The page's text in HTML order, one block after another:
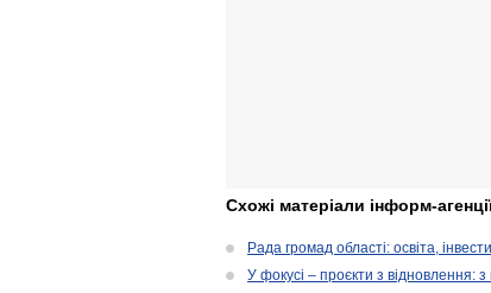
Схожі матеріали інформ-
Рада громад області: освіта,
У фокусі – проєкти з відновлення: з